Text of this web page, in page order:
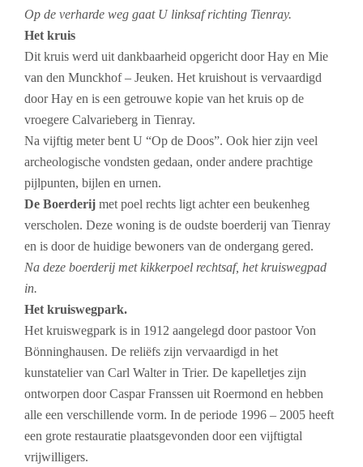
Op de verharde weg gaat U linksaf richting Tienray.
Het kruis
Dit kruis werd uit dankbaarheid opgericht door Hay en Mie
van den Munckhof – Jeuken. Het kruishout is vervaardigd
door Hay en is een getrouwe kopie van het kruis op de
vroegere Calvarieberg in Tienray.
Na vijftig meter bent U “Op de Doos”. Ook hier zijn veel
archeologische vondsten gedaan, onder andere prachtige
pijlpunten, bijlen en urnen.
De Boerderij met poel rechts ligt achter een beukenheg
verscholen. Deze woning is de oudste boerderij van Tienray
en is door de huidige bewoners van de ondergang gered.
Na deze boerderij met kikkerpoel rechtsaf, het kruiswegpad
in.
Het kruiswegpark.
Het kruiswegpark is in 1912 aangelegd door pastoor Von
Bönninghausen. De reliëfs zijn vervaardigd in het
kunstatelier van Carl Walter in Trier. De kapelletjes zijn
ontworpen door Caspar Franssen uit Roermond en hebben
alle een verschillende vorm. In de periode 1996 – 2005 heeft
een grote restauratie plaatsgevonden door een vijftigtal
vrijwilligers.